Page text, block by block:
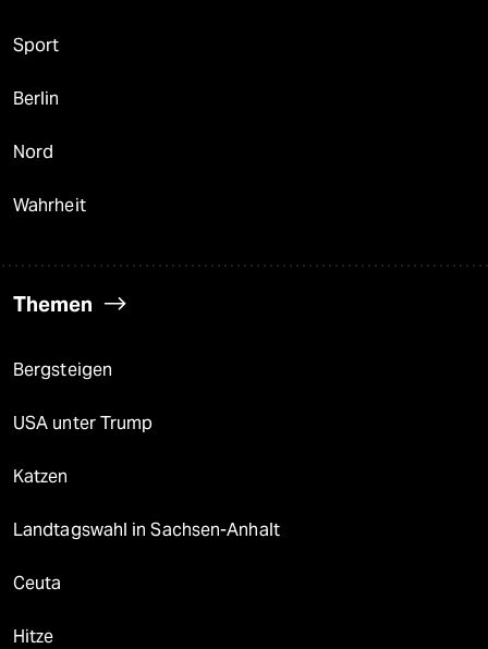
Sport
Berlin
Nord
Wahrheit
Themen
Bergsteigen
USA unter Trump
Katzen
Landtagswahl in Sachsen-Anhalt
Ceuta
Hitze